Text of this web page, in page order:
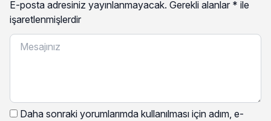
E-posta adresiniz yayınlanmayacak. Gerekli alanlar * ile
işaretlenmişlerdir
Daha sonraki yorumlarımda kullanılması için adım, e-